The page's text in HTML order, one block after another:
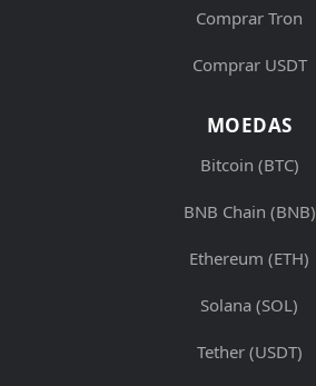
Comprar Tron
Comprar USDT
MOEDAS
Bitcoin (BTC)
BNB Chain (BNB)
Ethereum (ETH)
Solana (SOL)
Tether (USDT)